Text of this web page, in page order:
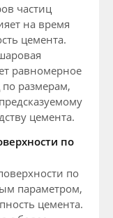
частиц
на время
цемента.
равномерное
по размерам,
цемента.
по
по
параметром,
цемента.